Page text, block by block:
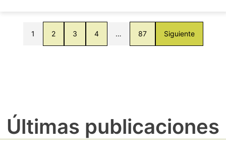
1 2 3 4 … 87 Siguiente
Últimas publicaciones